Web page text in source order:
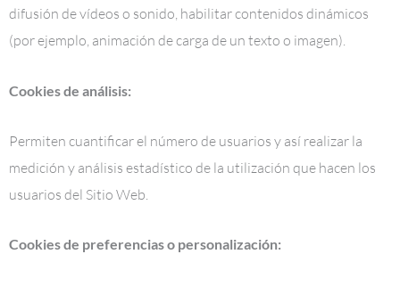
difusión de vídeos o sonido, habilitar contenidos dinámicos
(por ejemplo, animación de carga de un texto o imagen).
Cookies de análisis:
Permiten cuantificar el número de usuarios y así realizar la
medición y análisis estadístico de la utilización que hacen los
usuarios del Sitio Web.
Cookies de preferencias o personalización: